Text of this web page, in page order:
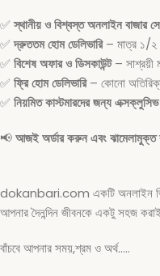
✅স্থানীয় ও বিশ্বস্ত অনলাইন বাজার
✅দ্রুততম হোম ডেলিভারি– মাত্র ১/২
✅ বিশেষ অফার ও ডিসকাউন্ট– সাশ্রয়ী
✅ ফ্রি হোম ডেলিভারি– কোনো অতিরিক্ত
✅ নিয়মিত কাস্টমারদের জন্য
📢আজই অর্ডার করুন এবং ঝামেলামুক্ত
dokanbari.com একটি অনলাইন ভিওিক
আপনার দৈনন্দিন জীবনকে একটু সহজ
বাঁচবে আপনার সময়,শ্রম ও অর্থ…..